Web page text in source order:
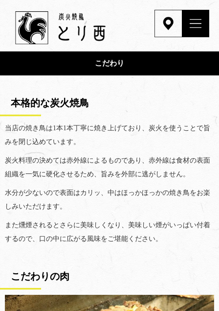
こだわり
本格的な炭火焼鳥
当店の焼き鳥は1本1本丁寧に焼き上げており、炭火を使うことで旨
みを閉じ込めています。
炭火料理の決めては赤外線によるものであり、赤外線は食材の表面
組織を一気に硬化させるため、旨みを外部に逃がしません。
水分が少ないので表面はカリッ、中はほっかほっかの焼き鳥をお楽
しみいただけます。
また燻煙されるとさらに美味しくなり、美味しい煙がいっぱい付着
するので、口の中に広がる風味をご堪能ください。
こだわりの肉